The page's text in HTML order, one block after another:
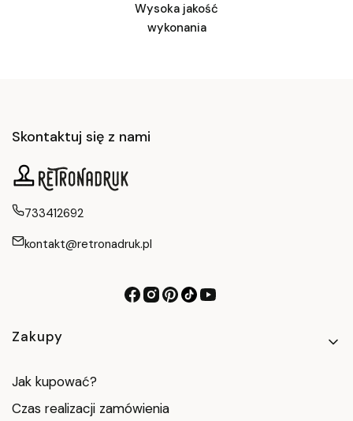
Wysoka jakość
wykonania
Skontaktuj się z nami
733412692
kontakt@retronadruk.pl
Linki w stopce
Zakupy
Jak kupować?
Czas realizacji zamówienia